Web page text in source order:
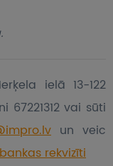
ielā 13-122
vai sūti
un veic
rekvizīti